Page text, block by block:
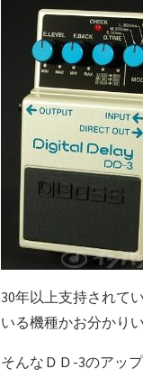
30年以上支持されて
いる機種かお分かり
そんなＤＤ-3のアッ